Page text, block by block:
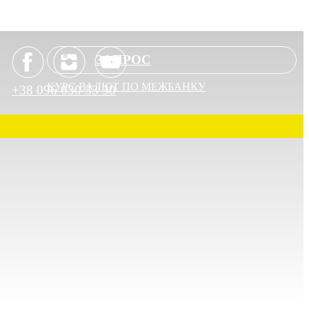
+38 096 030 33 30
ЗАПРОС
КУРС ВАЛЮТ ПО МЕЖБАНКУ